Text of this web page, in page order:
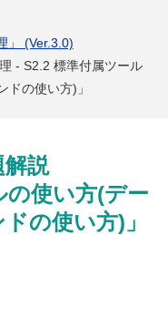
」 (Ver.3.0)
- S2.2 標準付属ツール
ドの使い方)」
説
の使い方(デー
の使い方)」